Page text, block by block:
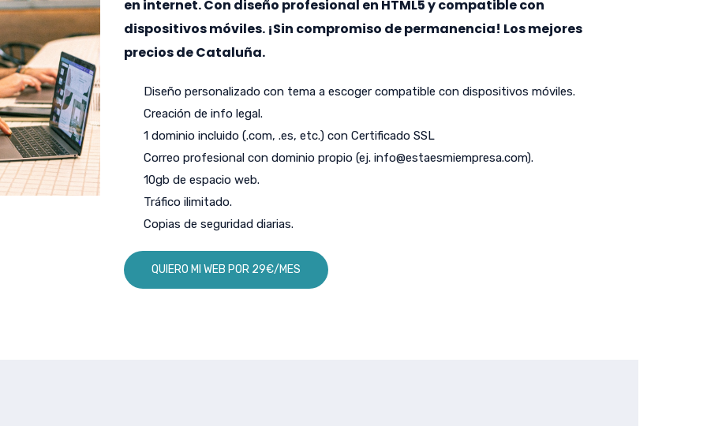
en internet. Con diseño profesional en HTML5 y compatible con
dispositivos móviles. ¡Sin compromiso de permanencia! Los mejores
precios de Cataluña.
Diseño personalizado con tema a escoger compatible con dispositivos móviles.
Creación de info legal.
1 dominio incluido (.com, .es, etc.) con Certificado SSL
Correo profesional con dominio propio (ej. info@estaesmiempresa.com).
10gb de espacio web.
Tráfico ilimitado.
Copias de seguridad diarias.
QUIERO MI WEB POR 29€/MES